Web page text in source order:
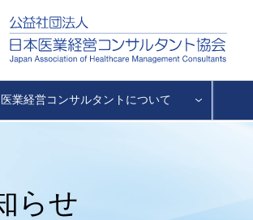
医業経営コンサルタントについて
らせ